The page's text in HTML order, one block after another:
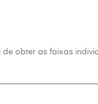
obter as faixas